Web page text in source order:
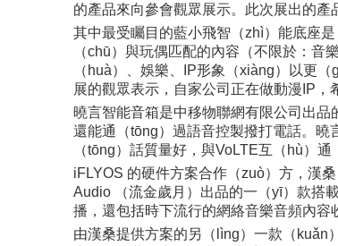
的產品來向參會觀眾展示。此次展出的產
其中最受矚目的藍小飛智（zhì）能底座
（chū）與玩偶匹配的內容（不限於：
（huà）、娛樂、IP形象（xiàng）以更
展的觀眾表示，自家公司正在做動漫IP，
曉言智能音箱是中移物聯網有限公司出
還能通（tōng）過語音控製撥打電話。
（tōng）話質量好，與VoLTE互（hù）通
iFLYOS 的硬件方案合作（zuò）方，漢
Audio （流金歲月）出品的一（yī）款搭
播，還包括時下流行的網絡音樂音頻內容
由漢桑提供方案的另（lìng）一款（kuǎn